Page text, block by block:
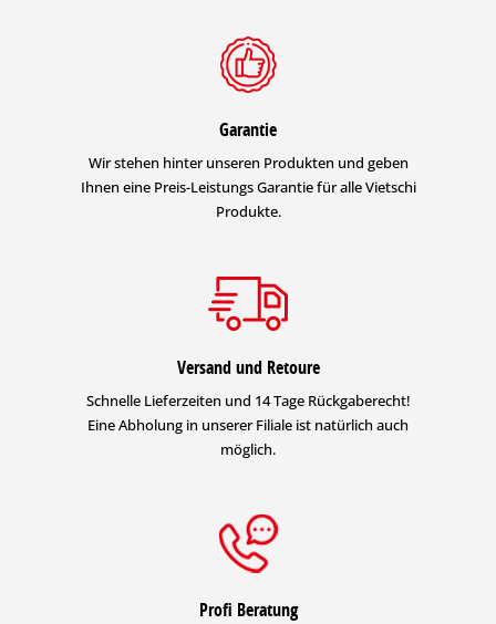
Garantie
Wir stehen hinter unseren Produkten und geben
Ihnen eine Preis-Leistungs Garantie für alle Vietschi
Produkte.
Versand und Retoure
Schnelle Lieferzeiten und 14 Tage Rückgaberecht!
Eine Abholung in unserer Filiale ist natürlich auch
möglich.
Profi Beratung